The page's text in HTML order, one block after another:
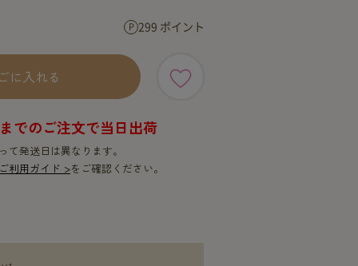
299 ポイント
に入れる
でのご注文で当日出荷
て発送日は異なります。
ご利用ガイド >をご確認ください。